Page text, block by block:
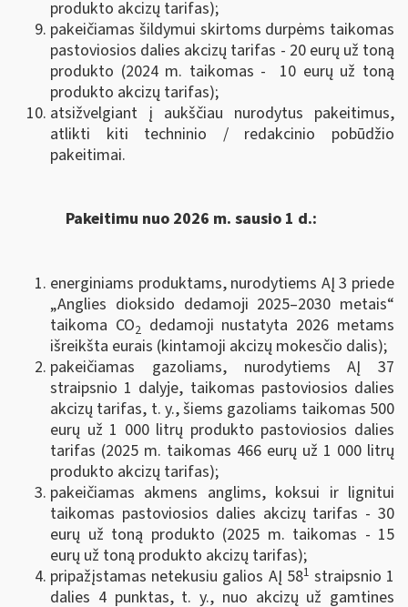
produkto akcizų tarifas);
pakeičiamas šildymui skirtoms durpėms taikomas
pastoviosios dalies akcizų tarifas - 20 eurų už toną
produkto (2024 m. taikomas - 10 eurų už toną
produkto akcizų tarifas);
atsižvelgiant į aukščiau nurodytus pakeitimus,
atlikti kiti techninio / redakcinio pobūdžio
pakeitimai.
Pakeitimu nuo 2026 m. sausio 1 d.:
energiniams produktams, nurodytiems AĮ 3 priede
„Anglies dioksido dedamoji 2025–2030 metais“
taikoma CO2 dedamoji nustatyta 2026 metams
išreikšta eurais (kintamoji akcizų mokesčio dalis);
pakeičiamas gazoliams, nurodytiems AĮ 37
straipsnio 1 dalyje, taikomas pastoviosios dalies
akcizų tarifas, t. y., šiems gazoliams taikomas 500
eurų už 1 000 litrų produkto pastoviosios dalies
tarifas (2025 m. taikomas 466 eurų už 1 000 litrų
produkto akcizų tarifas);
pakeičiamas akmens anglims, koksui ir lignitui
taikomas pastoviosios dalies akcizų tarifas - 30
eurų už toną produkto (2025 m. taikomas - 15
eurų už toną produkto akcizų tarifas);
pripažįstamas netekusiu galios AĮ 581 straipsnio 1
dalies 4 punktas, t. y., nuo akcizų už gamtines